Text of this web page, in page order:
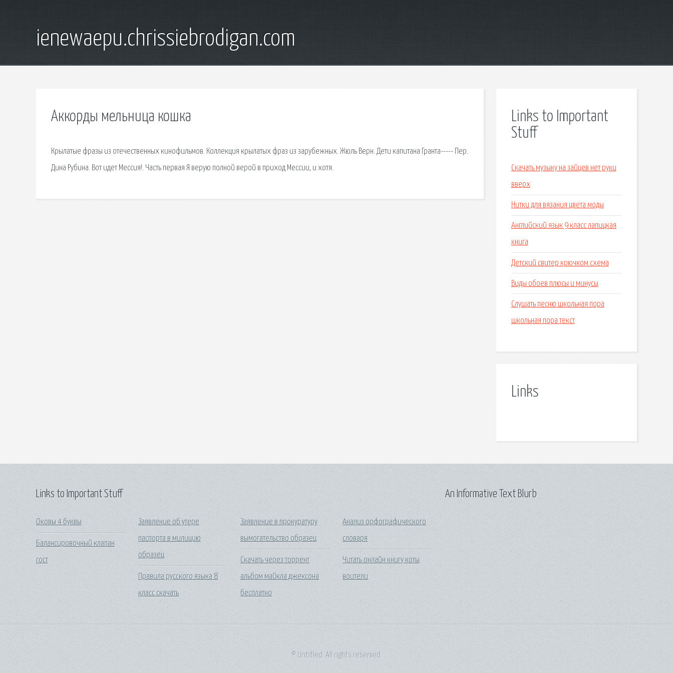
ienewaepu.chrissiebrodigan.com
Аккорды мельница кошка
Крылатые фразы из отечественных кинофильмов. Коллекция крылатых фраз из зарубежных. Жюль Верн. Дети капитана Гранта----- Пер.
Дина Рубина. Вот идет Мессия!. Часть первая Я верую полной верой в приход Мессии, и хотя.
Links to Important
Stuff
Скачать музыку на зайцев нет руки
вверх
Нитки для вязания цвета моды
Английский язык 9 класс лапицкая
книга
Детский свитер крючком схема
Виды обоев плюсы и минусы
Слушать песню школьная пора
школьная пора текст
Links
Links to Important Stuff
Оковы 4 буквы
Балансировочный клапан
гост
Заявление об утере
паспорта в милицию
образец
Правила русского языка 8
класс скачать
Заявление в прокуратуру
вымогательство образец
Скачать через торрент
альбом майкла джексона
бесплатно
Анализ орфографического
словаря
Читать онлайн книгу коты
воители
An Informative Text Blurb
© Untitled. All rights reserved.